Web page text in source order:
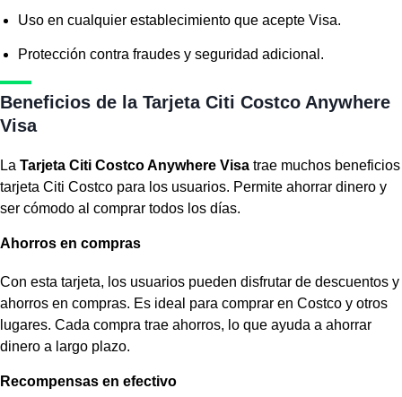
Uso en cualquier establecimiento que acepte Visa.
Protección contra fraudes y seguridad adicional.
Beneficios de la Tarjeta Citi Costco Anywhere
Visa
La Tarjeta Citi Costco Anywhere Visa trae muchos beneficios
tarjeta Citi Costco para los usuarios. Permite ahorrar dinero y
ser cómodo al comprar todos los días.
Ahorros en compras
Con esta tarjeta, los usuarios pueden disfrutar de descuentos y
ahorros en compras. Es ideal para comprar en Costco y otros
lugares. Cada compra trae ahorros, lo que ayuda a ahorrar
dinero a largo plazo.
Recompensas en efectivo